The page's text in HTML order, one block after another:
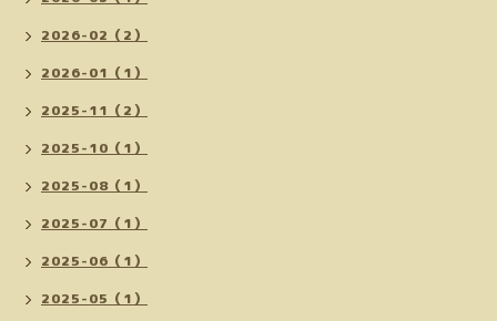
2026-02（2）
2026-01（1）
2025-11（2）
2025-10（1）
2025-08（1）
2025-07（1）
2025-06（1）
2025-05（1）